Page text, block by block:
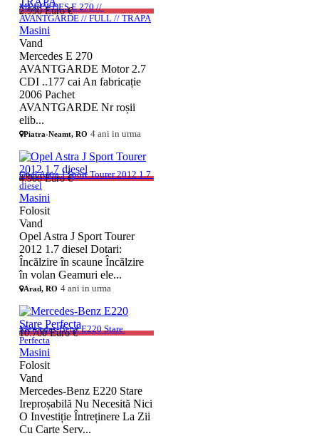
2.990 Euro €
MERCEDES E 270 //
AVANTGARDE // FULL // TRAPA
Masini
Vand
Mercedes E 270
AVANTGARDE Motor 2.7
CDI ..177 cai An fabricație
2006 Pachet
AVANTGARDE Nr roșii
elib...
Piatra-Neamt, RO 4 ani in urma
4.900 Euro €
Opel Astra J Sport Tourer 2012 1.7
diesel
Masini
Folosit
Vand
Opel Astra J Sport Tourer
2012 1.7 diesel Dotari:
Încălzire în scaune Încălzire
în volan Geamuri ele...
Arad, RO 4 ani in urma
10.700 Euro €
Mercedes-Benz E220 Stare
Perfecta
Masini
Folosit
Vand
Mercedes-Benz E220 Stare
Ireproșabilă Nu Necesită Nici
O Investiție Întreținere La Zii
Cu Carte Serv...